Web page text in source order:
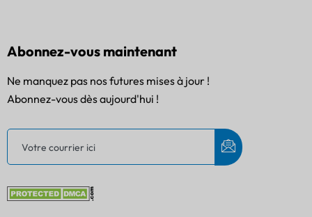
Abonnez-vous maintenant
Ne manquez pas nos futures mises à jour !
Abonnez-vous dès aujourd'hui !